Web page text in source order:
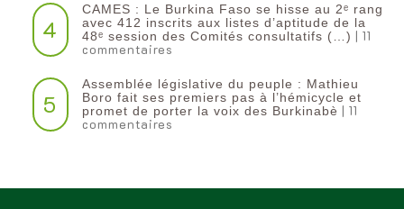
4
CAMES : Le Burkina Faso se hisse au 2ᵉ rang
avec 412 inscrits aux listes d’aptitude de la
48ᵉ session des Comités consultatifs (…) | 11
commentaires
5
Assemblée législative du peuple : Mathieu
Boro fait ses premiers pas à l’hémicycle et
promet de porter la voix des Burkinabè | 11
commentaires